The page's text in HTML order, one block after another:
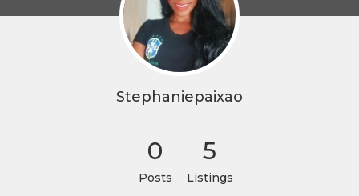
Stephaniepaixao
0
Posts
5
Listings